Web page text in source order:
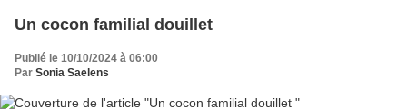
Un cocon familial douillet
Publié le 10/10/2024 à 06:00
Par Sonia Saelens